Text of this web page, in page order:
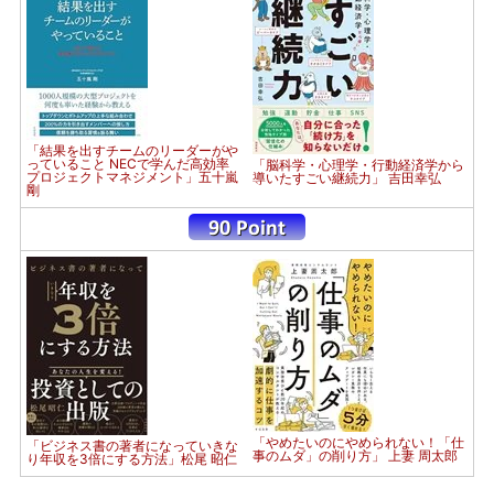
「結果を出すチームのリーダーがや
っていること NECで学んだ高効率
プロジェクトマネジメント」五十嵐
剛
「脳科学・心理学・行動経済学から
導いたすごい継続力」 吉田幸弘
「ビジネス書の著者になっていきな
り年収を3倍にする方法」松尾 昭仁
「やめたいのにやめられない！「仕
事のムダ」の削り方」 上妻 周太郎